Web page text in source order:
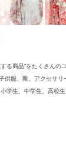
る商品”をたくさんの
供服、靴、アクセサリ
学生、中学生、高校生